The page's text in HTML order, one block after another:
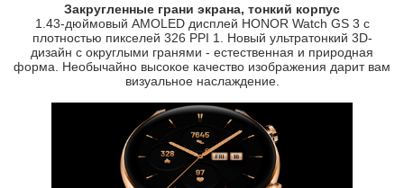
Закругленные грани экрана, тонкий корпус
1.43-дюймовый AMOLED дисплей HONOR Watch GS 3 c
плотностью пикселей 326 PPI 1. Новый ультратонкий 3D-
дизайн с округлыми гранями - естественная и природная
форма. Необычайно высокое качество изображения дарит вам
визуальное наслаждение.